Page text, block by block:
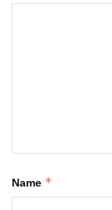
Name *